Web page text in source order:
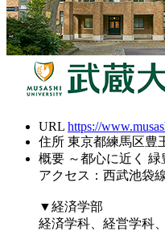
URL https://
住所 東京都練馬区豊
概要 ～都心に近く
アクセス：西武池袋
▼経済学部
経済学科、経営学科